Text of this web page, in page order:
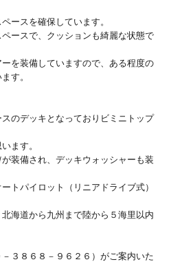
ースを確保しています。
ースで、クッションも綺麗な状態で
を装備していますので、ある程度の
す。
のデッキとなっておりビミニトップ
ます。
装備され、デッキウォッシャーも装
トパイロット（リニアドライブ式）
海道から九州まで陸から５海里以内
３８６８－９６２６）がご案内いた